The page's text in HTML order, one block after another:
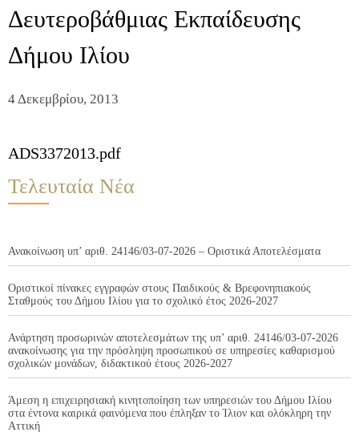
Δευτεροβάθμιας Εκπαίδευσης
Δήμου Ιλίου
4 Δεκεμβρίου, 2013
ADS3372013.pdf
Τελευταία Νέα
Ανακοίνωση υπ’ αριθ. 24146/03-07-2026 – Οριστικά Αποτελέσματα
Οριστικοί πίνακες εγγραφών στους Παιδικούς & Βρεφονηπιακούς
Σταθμούς του Δήμου Ιλίου για το σχολικό έτος 2026-2027
Ανάρτηση προσωρινών αποτελεσμάτων της υπ’ αριθ. 24146/03-07-2026
ανακοίνωσης για την πρόσληψη προσωπικού σε υπηρεσίες καθαρισμού
σχολικών μονάδων, διδακτικού έτους 2026-2027
Άμεση η επιχειρησιακή κινητοποίηση των υπηρεσιών του Δήμου Ιλίου
στα έντονα καιρικά φαινόμενα που έπληξαν το Ίλιον και ολόκληρη την
Αττική